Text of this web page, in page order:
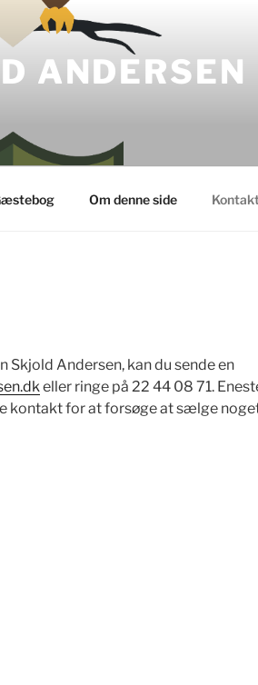
ANDERSEN
Om denne side
Skjold Andersen, kan du sende en
eller ringe på 22 44 08 71.
kontakt for at forsøge at sælge